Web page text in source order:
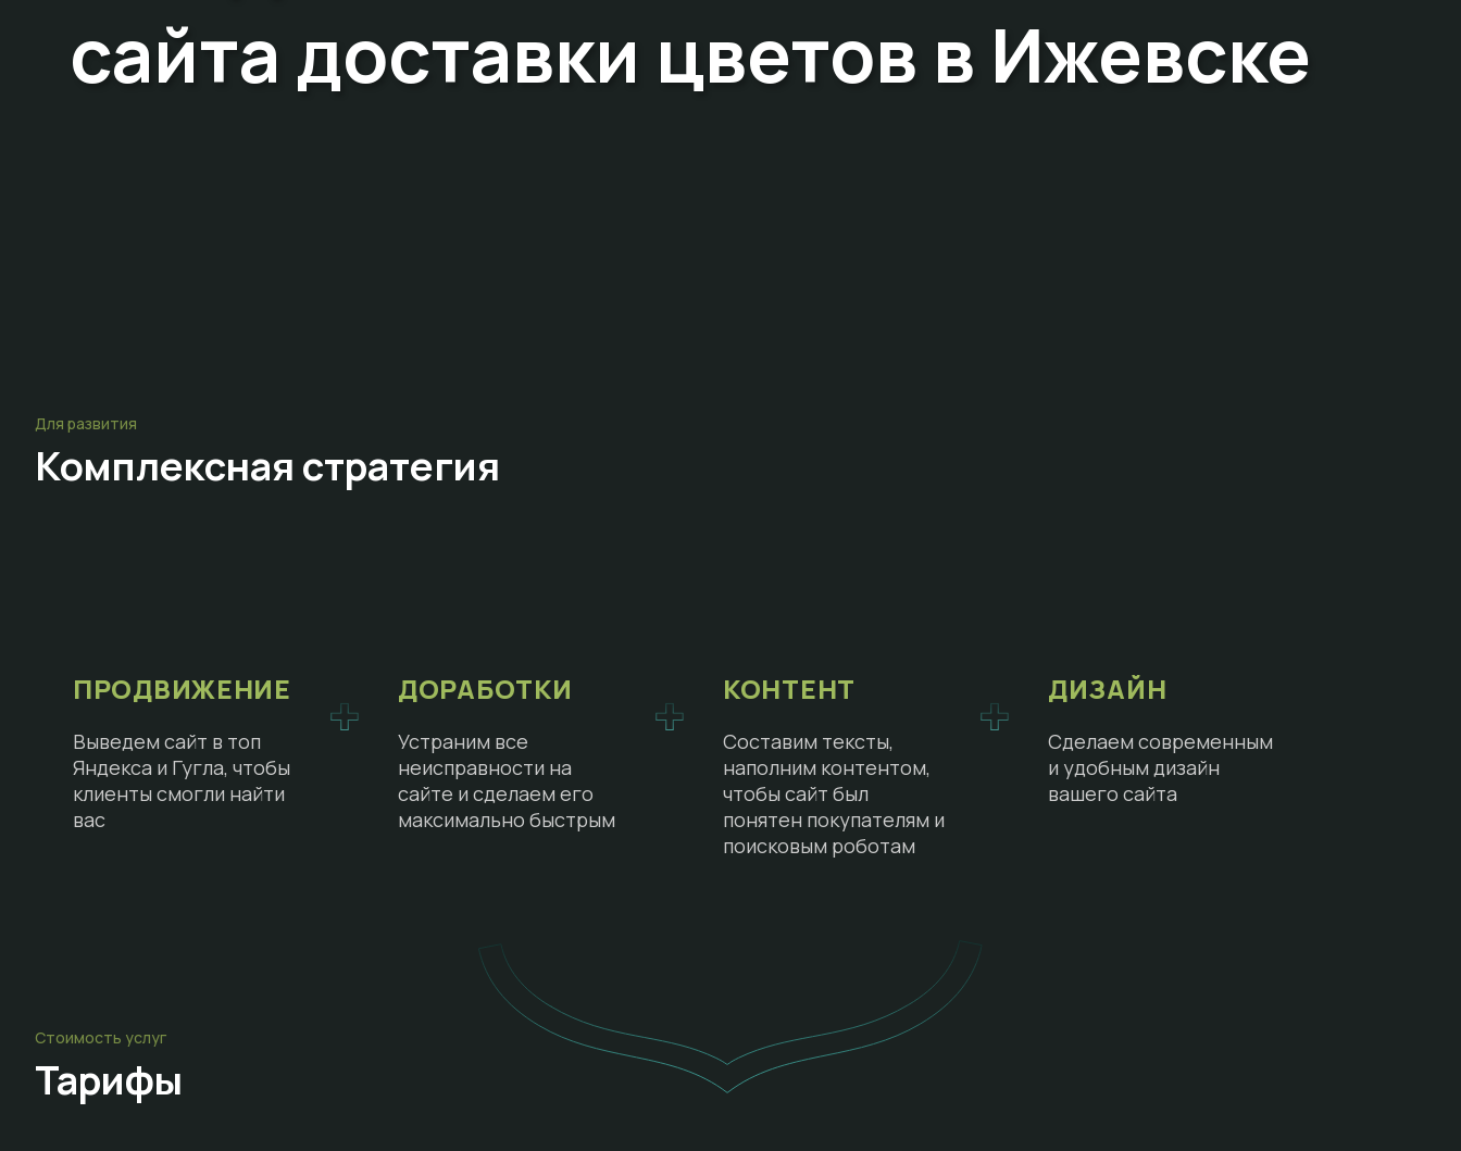
сайта доставки цветов в Ижевске
Для развития
Комплексная стратегия
ПРОДВИЖЕНИЕ
Выведем сайт в топ
Яндекса и Гугла, чтобы
клиенты смогли найти
вас
ДОРАБОТКИ
Устраним все
неисправности на
сайте и сделаем его
максимально быстрым
КОНТЕНТ
Составим тексты,
наполним контентом,
чтобы сайт был
понятен покупателям и
поисковым роботам
ДИЗАЙН
Сделаем современным
и удобным дизайн
вашего сайта
Стоимость услуг
Тарифы